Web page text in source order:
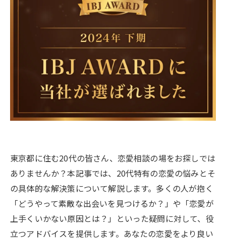
東京都に住む20代の皆さん、恋愛相談の場をお探しでは
ありませんか？本記事では、20代特有の恋愛の悩みとそ
の具体的な解決策について解説します。多くの人が抱く
「どうやって素敵な出会いを見つけるか？」や「恋愛が
上手くいかない原因とは？」といった疑問に対して、役
立つアドバイスを提供します。あなたの恋愛をより良い